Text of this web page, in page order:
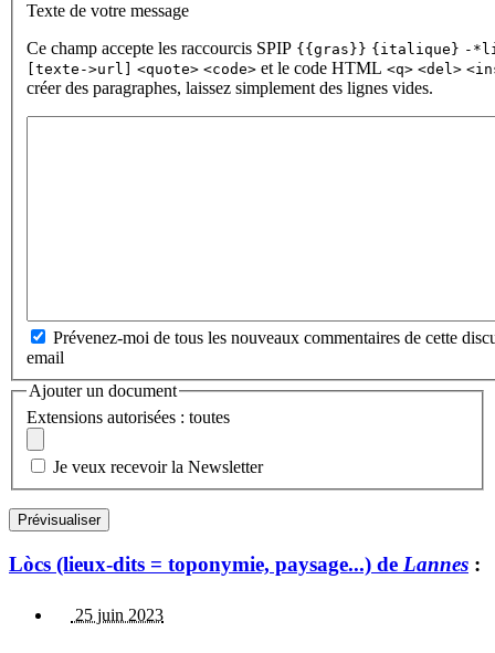
Texte de votre message
Ce champ accepte les raccourcis SPIP {{gras}} {italique} -
[texte->url]
<quote> <code> et le code HTML <q> <del>
créer des paragraphes, laissez simplement des lignes vides.
Prévenez-moi de tous les nouveaux commentaires de cette
email
Ajouter un document
Extensions autorisées : toutes
Je veux recevoir la Newsletter
Lòcs (lieux-dits = toponymie, paysage...) de Lannes :
25 juin 2023